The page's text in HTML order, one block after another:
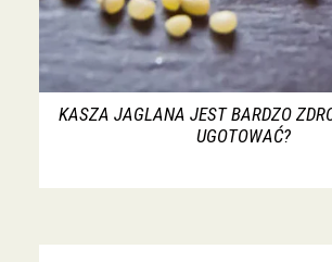
KASZA JAGLANA JEST BARDZO
UGOTOWAĆ?